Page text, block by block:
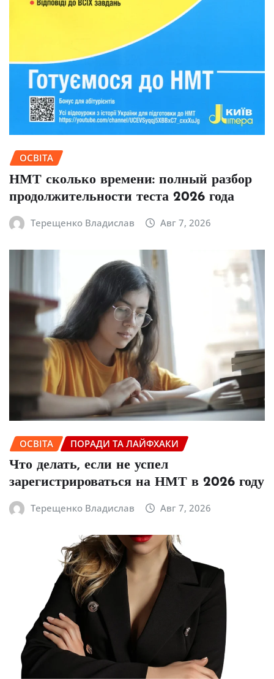
ОСВІТА
НМТ сколько времени: полный разбор
продолжительности теста 2026 года
Терещенко Владислав Авг 7, 2026
ОСВІТА ПОРАДИ ТА ЛАЙФХАКИ
Что делать, если не успел
зарегистрироваться на НМТ в 2026 году
Терещенко Владислав Авг 7, 2026